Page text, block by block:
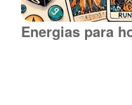
Energias para